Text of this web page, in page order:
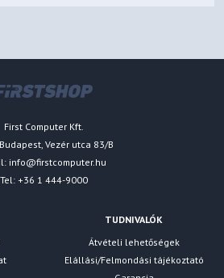
First Computer Kft.
Vezér utca 83/B
info@firstcomputer.hu
Tel: +36 1 444-9000
TUDNIVALÓK
Átvételi lehetőségek
Elállási/Felmondási tájékoztató